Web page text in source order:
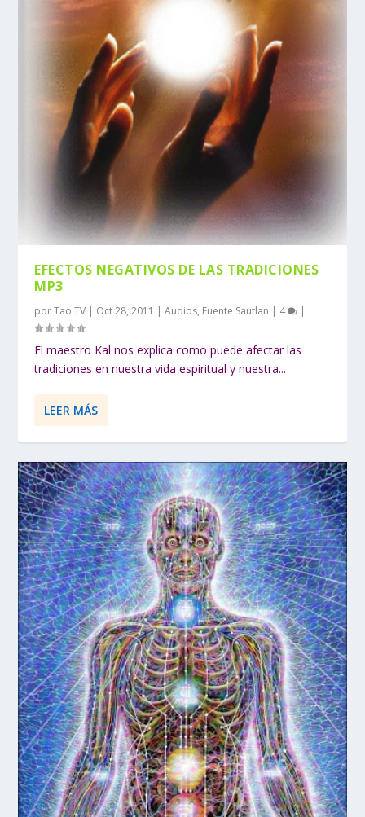
EFECTOS NEGATIVOS DE LAS TRADICIONES
MP3
porTao TV | Oct 28, 2011 |Audios, Fuente Sautlan | 4 |
El maestro Kal nos explica como puede afectar las
tradiciones en nuestra vida espiritual y nuestra...
LEER MÁS